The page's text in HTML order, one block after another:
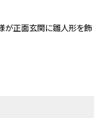
様が正面玄関に雛人形を飾